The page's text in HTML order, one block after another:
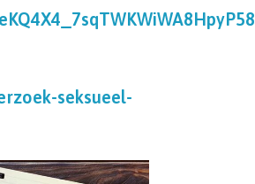
seksueel-